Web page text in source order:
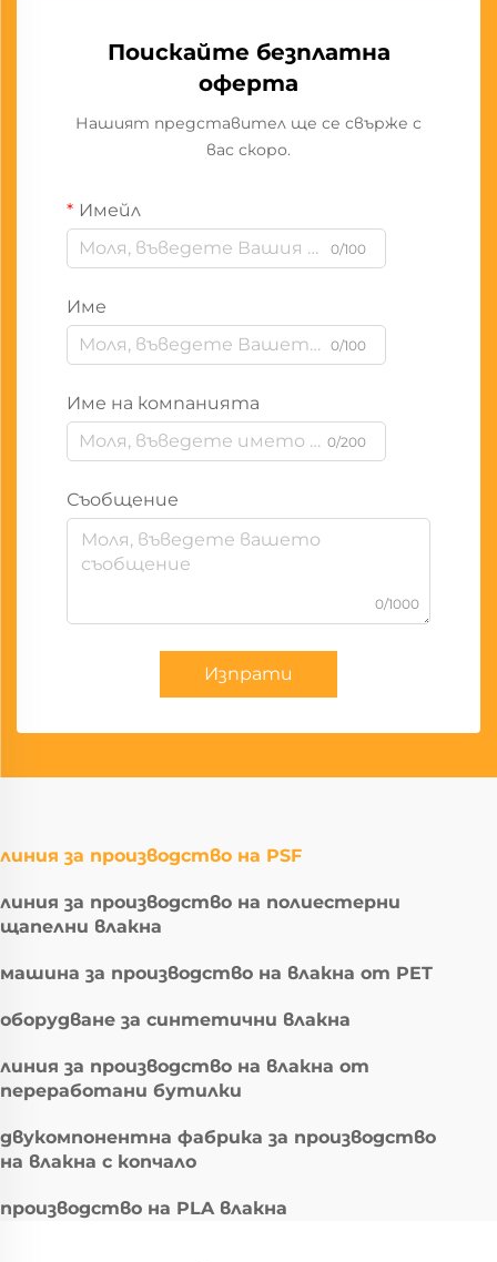
Поискайте безплатна
оферта
Нашият представител ще се свърже с
вас скоро.
Имейл
0/100
Име
0/100
Име на компанията
0/200
Съобщение
0/1000
Изпрати
линия за производство на PSF
линия за производство на полиестерни
щапелни влакна
машина за производство на влакна от PET
оборудване за синтетични влакна
линия за производство на влакна от
переработани бутилки
двукомпонентна фабрика за производство
на влакна с копчало
производство на PLA влакна